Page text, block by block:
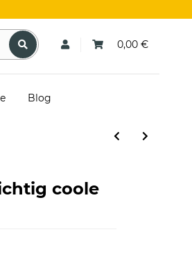
0,00 €
Blog
coole